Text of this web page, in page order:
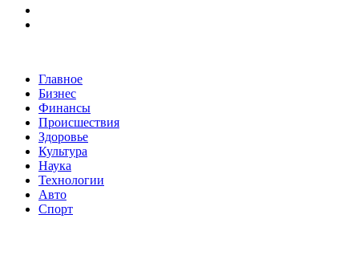
Главное
Бизнес
Финансы
Происшествия
Здоровье
Культура
Наука
Технологии
Авто
Спорт